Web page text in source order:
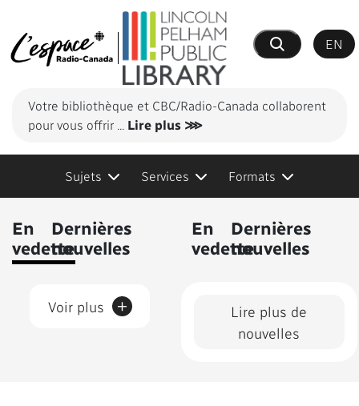
Recherche
EN
Votre bibliothèque et CBC/Radio-Canada collaborent
pour vous offrir ... Lire plus ⋙
Sujets Services Formats
En
vedette
Dernières
nouvelles
Lire plus de
nouvelles
En
vedette
Dernières
nouvelles
Voir plus +